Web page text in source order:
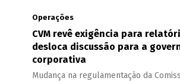
Operações
CVM revê exigência para
desloca discussão para a
corporativa
Mudança na regulamentação da